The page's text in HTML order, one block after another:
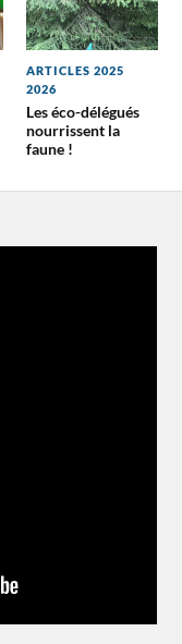
ARTICLES 2025
2026
Les éco-délégués
nourrissent la
faune !